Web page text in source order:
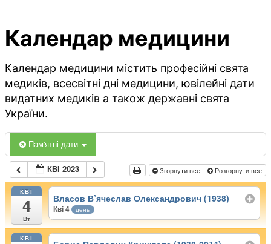
Календар медицини
Календар медицини містить професійні свята
медиків, всесвітні дні медицини, ювілейні дати
видатних медиків а також державні свята
України.
Пам'ятні дати
КВІ 2023 Згорнути все Розгорнути все
КВІ
4
Вт
Власов В’ячеслав Олександрович (1938)
Кві 4 день
КВІ